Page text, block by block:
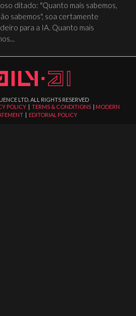
ditado: "Quanto mais sabemos,
sabemos", soa certamente
para a IA. Quanto mais
LTD. ALL RIGHTS RESERVED
POLICY |TERMS & CONDITIONS | MODERN
| EDITORIAL POLICY